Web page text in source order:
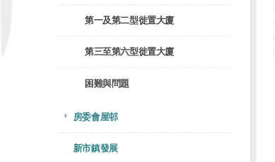
第一及第二型徙置大廈
第三至第六型徙置大廈
困難與問題
房委會屋邨
新市鎮發展